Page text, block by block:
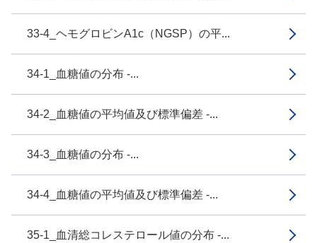
33-4_ヘモグロビンA1c（NGSP）の平...
34-1_血糖値の分布 -...
34-2_血糖値の平均値及び標準偏差 -...
34-3_血糖値の分布 -...
34-4_血糖値の平均値及び標準偏差 -...
35-1_血清総コレステロール値の分布 -...